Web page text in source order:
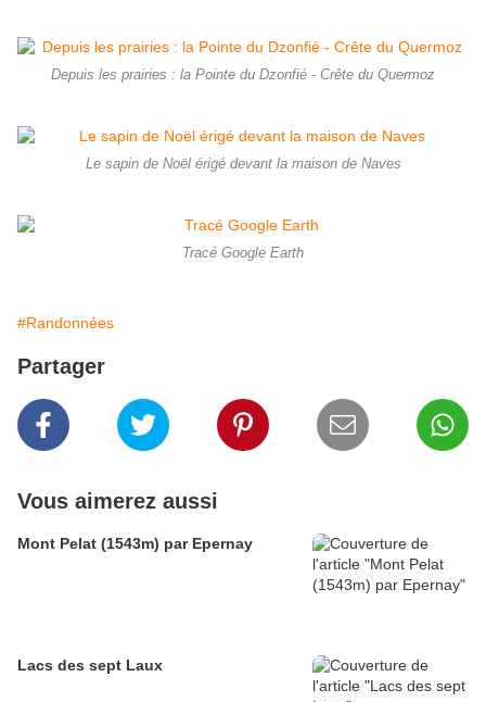
Depuis les prairies : la Pointe du Dzonfié - Crête du Quermoz
Le sapin de Noël érigé devant la maison de Naves
Tracé Google Earth
#Randonnées
Partager
Vous aimerez aussi
Mont Pelat (1543m) par Epernay
Lacs des sept Laux